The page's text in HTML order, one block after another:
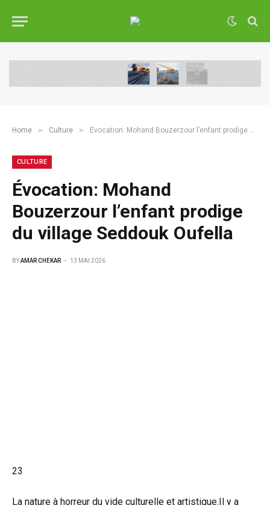
Home » Culture » Évocation: Mohand Bouzerzour l’enfant prodige du village Seddouk Oufella
CULTURE
Évocation: Mohand
Bouzerzour l’enfant prodige
du village Seddouk Oufella
BYAMAR CHEKAR 13 MAI 2026
23
La nature à horreur du vide culturelle et artistique.Il y a